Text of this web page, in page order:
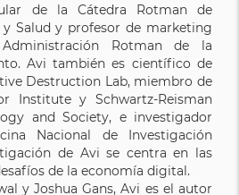
de la Cátedra Rotman de
Salud y profesor de marketing
Rotman de la
Avi también es científico de
Destruction Lab, miembro de
Institute y Schwartz-Reisman
and Society, e investigador
Nacional de Investigación
de Avi se centra en las
de la economía digital.
y Joshua Gans, Avi es el autor